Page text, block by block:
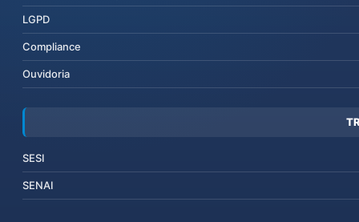
LGPD
Compliance
Ouvidoria
SESI
SENAI